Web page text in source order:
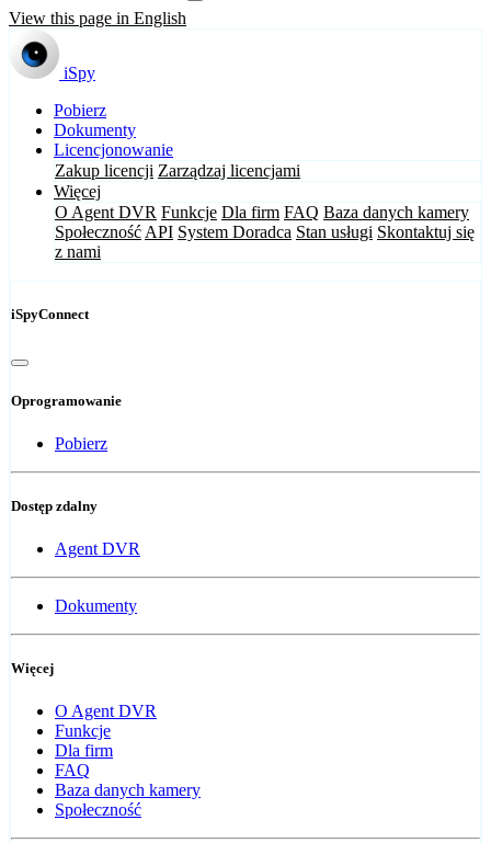
View this page in English
iSpy
Pobierz
Dokumenty
Licencjonowanie
Zakup licencji Zarządzaj licencjami
Więcej
O Agent DVR Funkcje Dla firm FAQ Baza danych kamery
Społeczność API System Doradca Stan usługi Skontaktuj się
z nami
iSpyConnect
Oprogramowanie
Pobierz
Dostęp zdalny
Agent DVR
Dokumenty
Więcej
O Agent DVR
Funkcje
Dla firm
FAQ
Baza danych kamery
Społeczność